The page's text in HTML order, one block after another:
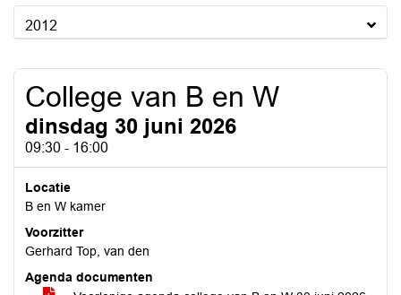
2012
College van B en W
dinsdag 30 juni 2026
09:30 - 16:00
Locatie
B en W kamer
Voorzitter
Gerhard Top, van den
Agenda documenten